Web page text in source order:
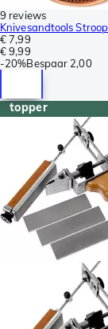
9 reviews
Knivesandtools
€ 7,99
€ 9,99
-20%Bespaar 2,00
topper